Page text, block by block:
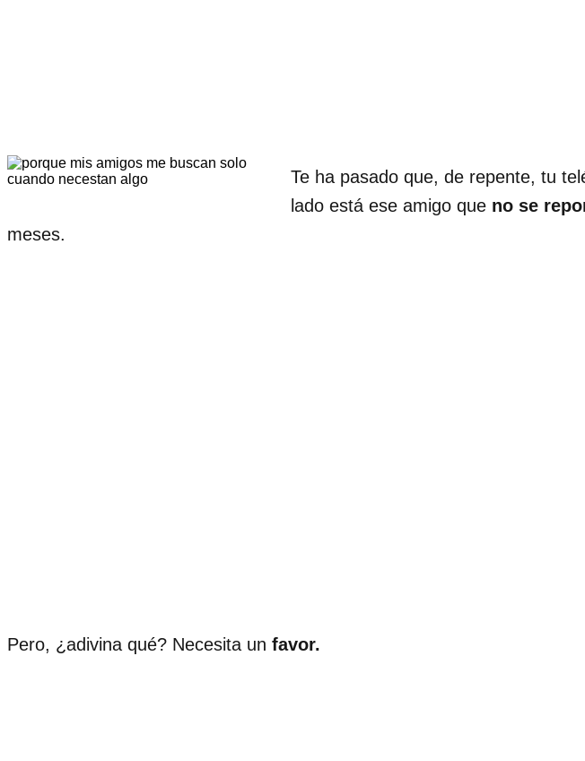
Te ha pasado que, de repente, tu
lado está ese amigo que no se
meses.
Pero, ¿adivina qué? Necesita un favor.